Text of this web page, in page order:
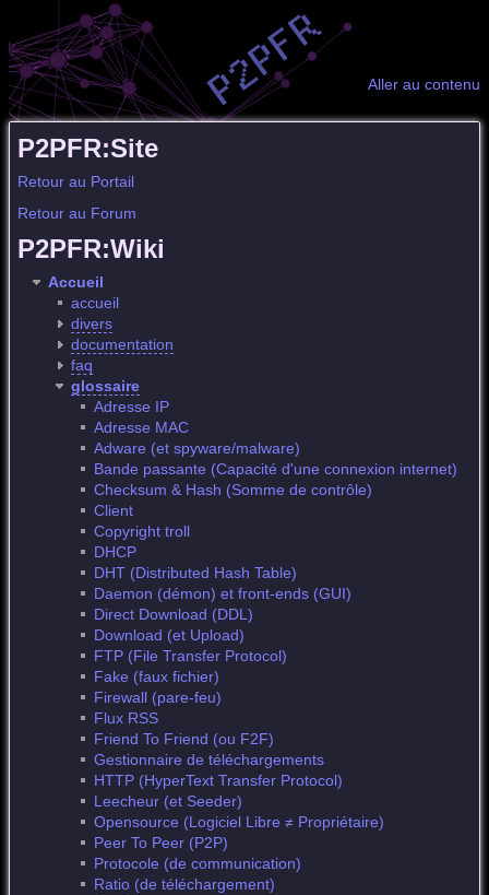
Aller au contenu
P2PFR:Site
Retour au Portail
Retour au Forum
P2PFR:Wiki
Accueil
accueil
divers
documentation
faq
glossaire
Adresse IP
Adresse MAC
Adware (et spyware/malware)
Bande passante (Capacité d'une connexion internet)
Checksum & Hash (Somme de contrôle)
Client
Copyright troll
DHCP
DHT (Distributed Hash Table)
Daemon (démon) et front-ends (GUI)
Direct Download (DDL)
Download (et Upload)
FTP (File Transfer Protocol)
Fake (faux fichier)
Firewall (pare-feu)
Flux RSS
Friend To Friend (ou F2F)
Gestionnaire de téléchargements
HTTP (HyperText Transfer Protocol)
Leecheur (et Seeder)
Opensource (Logiciel Libre ≠ Propriétaire)
Peer To Peer (P2P)
Protocole (de communication)
Ratio (de téléchargement)